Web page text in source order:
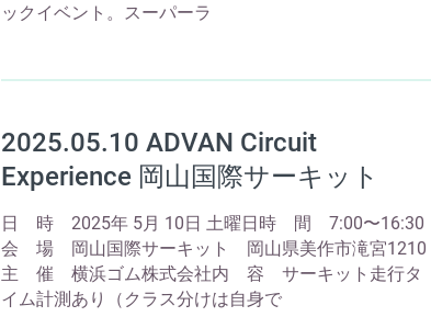
ックイベント。スーパーラ
2025.05.10 ADVAN Circuit
Experience 岡山国際サーキット
日 時 2025年 5月 10日 土曜日時 間 7:00〜16:30
会 場 岡山国際サーキット 岡山県美作市滝宮1210
主 催 横浜ゴム株式会社内 容 サーキット走行タ
イム計測あり（クラス分けは自身で